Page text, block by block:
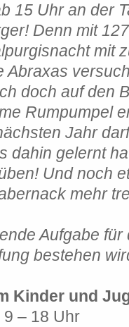
15 Uhr an der
Denn mit
mit
Abraxas
doch auf den
Rumpumpel
Jahr
dahin gelernt
Und noch
mehr
Aufgabe
bestehen
Kinder und
– 18 Uhr